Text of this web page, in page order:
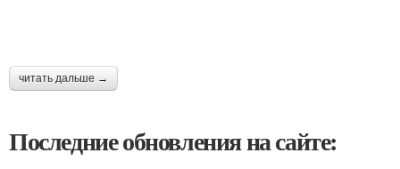
читать дальше →
Последние обновления на сайте: